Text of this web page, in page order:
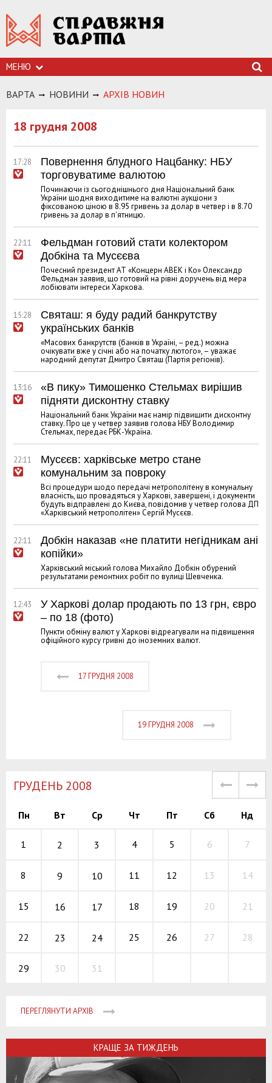
МЕНЮ
ВАРТА НОВИНИ АРХIВ НОВИН
18 грудня 2008
17:28
Повернення блудного Нацбанку: НБУ
торговуватиме валютою
Починаючи із сьогоднішнього дня Національний банк
України щодня виходитиме на валютні аукціони з
фіксованою ціною в 8.95 гривень за долар в четвер і в 8.70
гривень за долар в п'ятницю.
22:11
Фельдман готовий стати колектором
Добкіна та Мусєєва
Почесний президент АТ «Концерн АВЕК і Ко» Олександр
Фельдман заявив, що готовий на рівні доручень від мера
лобіювати інтереси Харкова.
15:28
Святаш: я буду радий банкрутству
українських банків
«Масових банкрутств (банків в Україні, – ред.) можна
очікувати вже у січні або на початку лютого», – уважає
народний депутат Дмитро Святаш (Партія регіонів).
13:16
«В пику» Тимошенко Стельмах вирішив
підняти дисконтну ставку
Національний банк України має намір підвищити дисконтну
ставку. Про це у четвер заявив голова НБУ Володимир
Стельмах, передає РБК-Україна.
22:11
Мусєєв: харківське метро стане
комунальним за повроку
Всі процедури щодо передачі метрополітену в комунальну
власність, що провадяться у Харкові, завершені, і документи
будуть відправлені до Києва, повідомив у четвер голова ДП
«Харківський метрополітен» Сергій Мусєєв.
22:11
Добкін наказав «не платити негідникам ані
копійки»
Харківський міський голова Михайло Добкін обурений
результатами ремонтних робіт по вулиці Шевченка.
12:43
У Харкові долар продають по 13 грн, євро
– по 18 (фото)
Пункти обміну валют у Харкові відреагували на підвищення
офіційного курсу гривні до іноземних валют.
17 ГРУДНЯ 2008
19 ГРУДНЯ 2008
ГРУДЕНЬ 2008
Пн Вт Ср Чт Пт Сб Нд
1 2 3 4 5 6 7
8 9 10 11 12 13 14
15 16 17 18 19 20 21
22 23 24 25 26 27 28
29 30 31
ПЕРЕГЛЯНУТИ АРХІВ
КРАЩЕ ЗА ТИЖДЕНЬ